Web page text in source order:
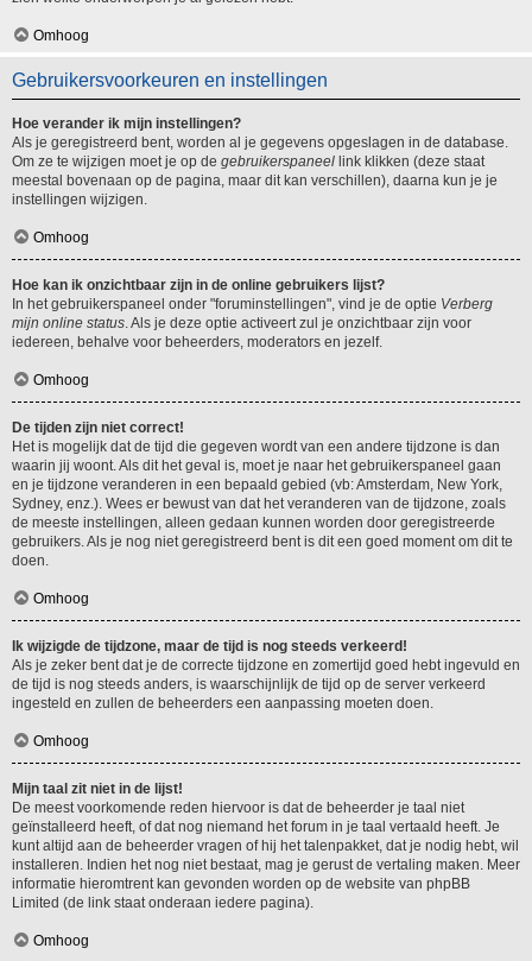
Omhoog
Gebruikersvoorkeuren en instellingen
Hoe verander ik mijn instellingen?
Als je geregistreerd bent, worden al je gegevens opgeslagen in de database.
Om ze te wijzigen moet je op de gebruikerspaneel link klikken (deze staat
meestal bovenaan op de pagina, maar dit kan verschillen), daarna kun je je
instellingen wijzigen.
Omhoog
Hoe kan ik onzichtbaar zijn in de online gebruikers lijst?
In het gebruikerspaneel onder "foruminstellingen", vind je de optie Verberg
mijn online status. Als je deze optie activeert zul je onzichtbaar zijn voor
iedereen, behalve voor beheerders, moderators en jezelf.
Omhoog
De tijden zijn niet correct!
Het is mogelijk dat de tijd die gegeven wordt van een andere tijdzone is dan
waarin jij woont. Als dit het geval is, moet je naar het gebruikerspaneel gaan
en je tijdzone veranderen in een bepaald gebied (vb: Amsterdam, New York,
Sydney, enz.). Wees er bewust van dat het veranderen van de tijdzone, zoals
de meeste instellingen, alleen gedaan kunnen worden door geregistreerde
gebruikers. Als je nog niet geregistreerd bent is dit een goed moment om dit te
doen.
Omhoog
Ik wijzigde de tijdzone, maar de tijd is nog steeds verkeerd!
Als je zeker bent dat je de correcte tijdzone en zomertijd goed hebt ingevuld en
de tijd is nog steeds anders, is waarschijnlijk de tijd op de server verkeerd
ingesteld en zullen de beheerders een aanpassing moeten doen.
Omhoog
Mijn taal zit niet in de lijst!
De meest voorkomende reden hiervoor is dat de beheerder je taal niet
geïnstalleerd heeft, of dat nog niemand het forum in je taal vertaald heeft. Je
kunt altijd aan de beheerder vragen of hij het talenpakket, dat je nodig hebt, wil
installeren. Indien het nog niet bestaat, mag je gerust de vertaling maken. Meer
informatie hieromtrent kan gevonden worden op de website van phpBB
Limited (de link staat onderaan iedere pagina).
Omhoog